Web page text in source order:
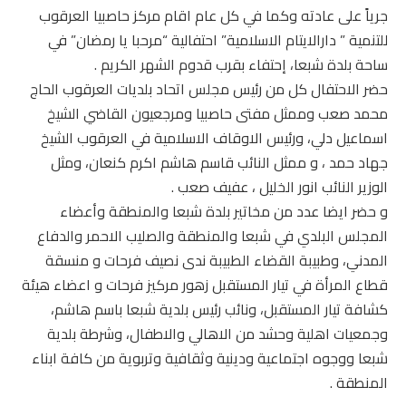
جرياً على عادته وكما في كل عام اقام مركز حاصبيا العرقوب
للتنمية ” دارالايتام الاسلامية” احتفالية “مرحبا يا رمضان” في
ساحة بلدة شبعا، إحتفاء بقرب قدوم الشهر الكريم .
حضر الاحتفال كل من رئيس مجلس اتحاد بلديات العرقوب الحاج
محمد صعب وممثل مفتى حاصبيا ومرجعيون القاضي الشيخ
اسماعيل دلي، ورئيس الاوقاف الاسلامية في العرقوب الشيخ
جهاد حمد ، و ممثل النائب قاسم هاشم اكرم كنعان، ومثل
الوزير النائب انور الخليل ، عفيف صعب .
و حضر ايضا عدد من مخاتير بلدة شبعا والمنطقة وأعضاء
المجلس البلدي في شبعا والمنطقة والصليب الاحمر والدفاع
المدني، وطبيبة القضاء الطبيبة ندى نصيف فرحات و منسقة
قطاع المرأة في تيار المستقبل زهور مركيز فرحات و اعضاء هيئة
كشافة تيار المستقبل، ونائب رئيس بلدية شبعا باسم هاشم،
وجمعيات اهلية وحشد من الاهالي والاطفال، وشرطة بلدية
شبعا ووجوه اجتماعية ودينية وثقافية وتربوية من كافة ابناء
المنطقة .